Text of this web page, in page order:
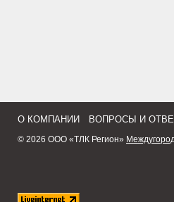
О КОМПАНИИ ВОПРОСЫ И
© 2026 ООО «ТЛК Регион»